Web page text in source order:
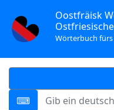
Oostfräisk
Wörterbuch